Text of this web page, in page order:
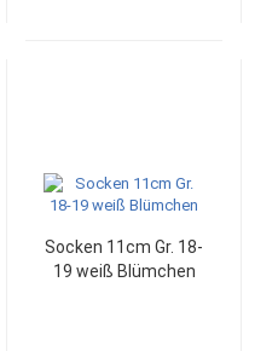
Socken 11cm Gr. 18-
19 weiß Blümchen